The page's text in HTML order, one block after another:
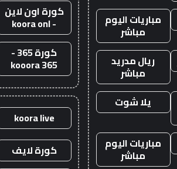
مباريات اليوم
مباشر
ريال مدريد
مباشر
يلا شوت
مباريات اليوم
مباشر
كورة اون لاين
- koora onl
كورة 365 -
kooora 365
koora live
كورة لايف